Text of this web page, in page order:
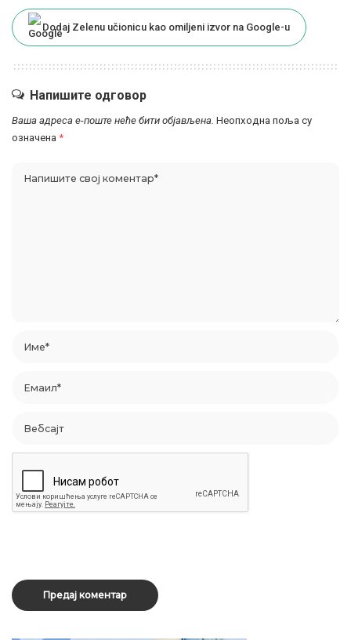
Dodaj Zelenu učionicu kao omiljeni izvor na Google-u
Напишите одговор
Ваша адреса е-поште неће бити објављена. Неопходна поља су
означена *